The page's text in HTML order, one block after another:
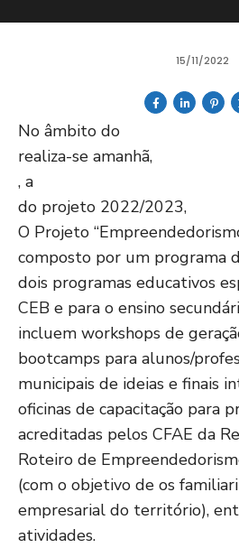
15/11/2022
No âmbito do
realiza-se amanhã,
, a
do projeto 2022/2023,
O Projeto
composto por um programa
dois programas educativos
CEB e para o ensino
incluem workshops de
bootcamps para alunos/
municipais de ideias e finais
oficinas de capacitação para
acreditadas pelos CFAE da
Roteiro de
(com o objetivo de os
empresarial do território),
atividades.